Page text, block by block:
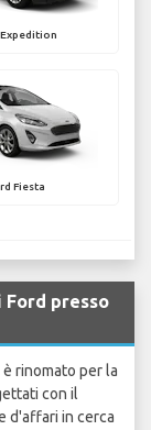
Fiesta
presso
rinomato per la
con il
d'affari in cerca